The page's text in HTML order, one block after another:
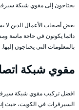
يحتاجون إلى مقوي شبكة
بعض أصحاب الأعمال الذين لا
دائما يكونون في حاجة ماسة
بالمعلومات التي يحتاجون إليها.
مقوي شبكة
افضل تركيب مقوي شبكة
السيرفرات في الكويت، حيث